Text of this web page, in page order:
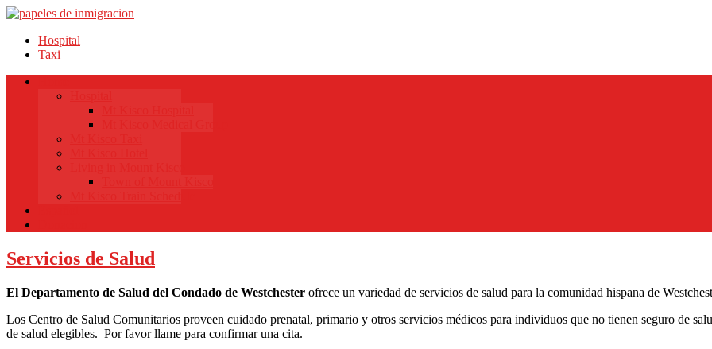
Hospital
Taxi
Servicios de Salud
El Departamento de Salud del Condado de Westchester ofrece un variedad de servicios de salud para la comunidad hispana de
Los Centro de Salud Comunitarios proveen cuidado prenatal, primario y otros servicios médicos para individuos que no tienen seguro de
de salud elegibles. Por favor llame para confirmar una cita.